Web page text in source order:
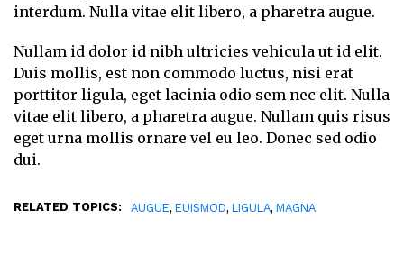
interdum. Nulla vitae elit libero, a pharetra augue.
Nullam id dolor id nibh ultricies vehicula ut id elit.
Duis mollis, est non commodo luctus, nisi erat
porttitor ligula, eget lacinia odio sem nec elit. Nulla
vitae elit libero, a pharetra augue. Nullam quis risus
eget urna mollis ornare vel eu leo. Donec sed odio
dui.
RELATED TOPICS: AUGUE, EUISMOD, LIGULA, MAGNA